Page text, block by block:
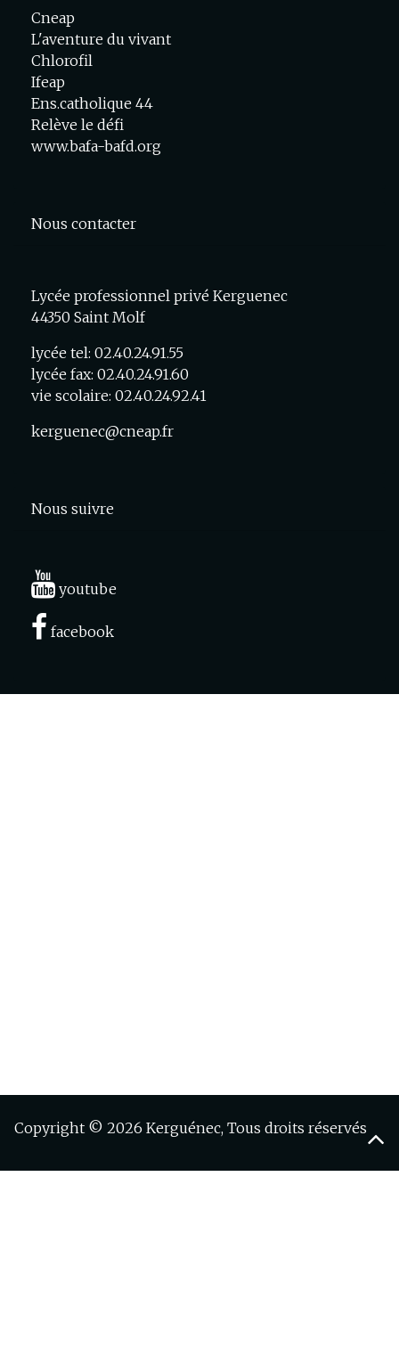
Cneap
L'aventure du vivant
Chlorofil
Ifeap
Ens.catholique 44
Relève le défi
www.bafa-bafd.org
Nous contacter
Lycée professionnel privé Kerguenec
44350 Saint Molf
lycée tel: 02.40.24.91.55
lycée fax: 02.40.24.91.60
vie scolaire: 02.40.24.92.41
kerguenec@cneap.fr
Nous suivre
youtube
facebook
Copyright © 2026 Kerguénec, Tous droits réservés